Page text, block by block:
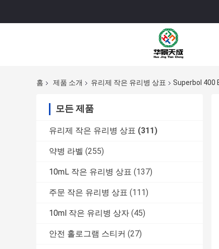
홈 제품 소개 유리제 작은 유리병 상표 Superbol 400
모든 제품
유리제 작은 유리병 상표 (311)
약병 라벨 (255)
10mL 작은 유리병 상표 (137)
주문 작은 유리병 상표 (111)
10ml 작은 유리병 상자 (45)
안전 홀로그램 스티커 (27)